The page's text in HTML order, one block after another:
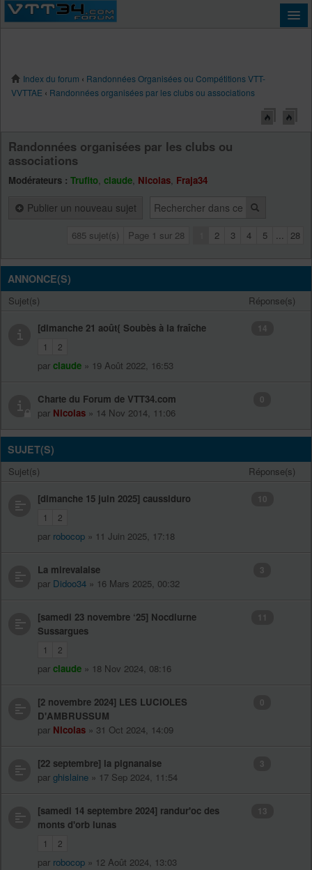
Index du forum ‹ Randonnées Organisées ou Compétitions VTT-
VVTTAE ‹ Randonnées organisées par les clubs ou associations
Randonnées organisées par les clubs ou
associations
Modérateurs : Trufito, claude, Nicolas, Fraja34
Publier un nouveau sujet
685 sujet(s) Page 1 sur 28 2 3 4 5 ... 28
ANNONCE(S)
Sujet(s) Réponse(s)
[dimanche 21 août{ Soubès à la fraîche
1 2
par claude » 19 Août 2022, 16:53
14
Charte du Forum de VTT34.com
par Nicolas » 14 Nov 2014, 11:06
0
SUJET(S)
Sujet(s) Réponse(s)
[dimanche 15 juin 2025] caussiduro
1 2
par robocop » 11 Juin 2025, 17:18
10
La mirevalaise
par Didoo34 » 16 Mars 2025, 00:32
3
[samedi 23 novembre ‘25] Nocdiurne
Sussargues
1 2
par claude » 18 Nov 2024, 08:16
11
[2 novembre 2024] LES LUCIOLES
D'AMBRUSSUM
par Nicolas » 31 Oct 2024, 14:09
0
[22 septembre] la pignanaise
par ghislaine » 17 Sep 2024, 11:54
3
[samedi 14 septembre 2024] randur'oc des
monts d'orb lunas
1 2
par robocop » 12 Août 2024, 13:03
13